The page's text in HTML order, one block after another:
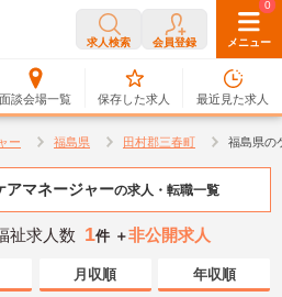
求人検索 会員登録 メニュー
面談会場一覧
0
保存した求人
0
最近見た求人
ー 福島県 田村郡三春町 福島県の
アマネージャーの求人・転職一覧
祉求人数 1件 ＋非公開求人
月収順 年収順